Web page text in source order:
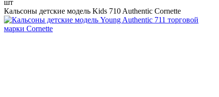
шт
Кальсоны детские модель Kids 710 Authentic Cornette